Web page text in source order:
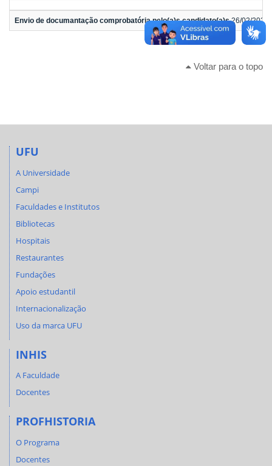
Envio de documantação comprobatória pelo(a)s candidato(a)s26/02/2024
Voltar para o topo
UFU
A Universidade
Campi
Faculdades e Institutos
Bibliotecas
Hospitais
Restaurantes
Fundações
Apoio estudantil
Internacionalização
Uso da marca UFU
INHIS
A Faculdade
Docentes
PROFHISTORIA
O Programa
Docentes